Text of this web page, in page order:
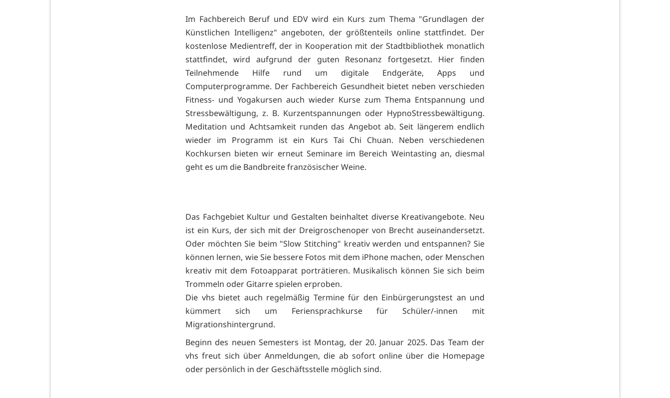
Im Fachbereich Beruf und EDV wird ein Kurs zum Thema "Grundlagen der
Künstlichen Intelligenz" angeboten, der größtenteils online stattfindet. Der
kostenlose Medientreff, der in Kooperation mit der Stadtbibliothek monatlich
stattfindet, wird aufgrund der guten Resonanz fortgesetzt. Hier finden
Teilnehmende Hilfe rund um digitale Endgeräte, Apps und
Computerprogramme. Der Fachbereich Gesundheit bietet neben verschieden
Fitness- und Yogakursen auch wieder Kurse zum Thema Entspannung und
Stressbewältigung, z. B. Kurzentspannungen oder HypnoStressbewältigung.
Meditation und Achtsamkeit runden das Angebot ab. Seit längerem endlich
wieder im Programm ist ein Kurs Tai Chi Chuan. Neben verschiedenen
Kochkursen bieten wir erneut Seminare im Bereich Weintasting an, diesmal
geht es um die Bandbreite französischer Weine.
Das Fachgebiet Kultur und Gestalten beinhaltet diverse Kreativangebote. Neu
ist ein Kurs, der sich mit der Dreigroschenoper von Brecht auseinandersetzt.
Oder möchten Sie beim "Slow Stitching" kreativ werden und entspannen? Sie
können lernen, wie Sie bessere Fotos mit dem iPhone machen, oder Menschen
kreativ mit dem Fotoapparat porträtieren. Musikalisch können Sie sich beim
Trommeln oder Gitarre spielen erproben.
Die vhs bietet auch regelmäßig Termine für den Einbürgerungstest an und
kümmert sich um Feriensprachkurse für Schüler/-innen mit
Migrationshintergrund.
Beginn des neuen Semesters ist Montag, der 20. Januar 2025. Das Team der
vhs freut sich über Anmeldungen, die ab sofort online über die Homepage
oder persönlich in der Geschäftsstelle möglich sind.